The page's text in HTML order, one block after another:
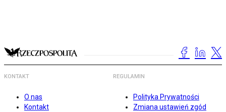
KONTAKT
O nas
Kontakt
REGULAMIN
Polityka Prywatności
Zmiana ustawień zgód